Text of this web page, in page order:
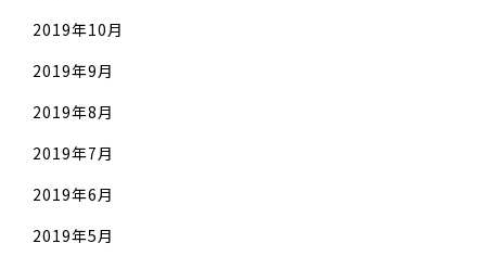
2019年10月
2019年9月
2019年8月
2019年7月
2019年6月
2019年5月